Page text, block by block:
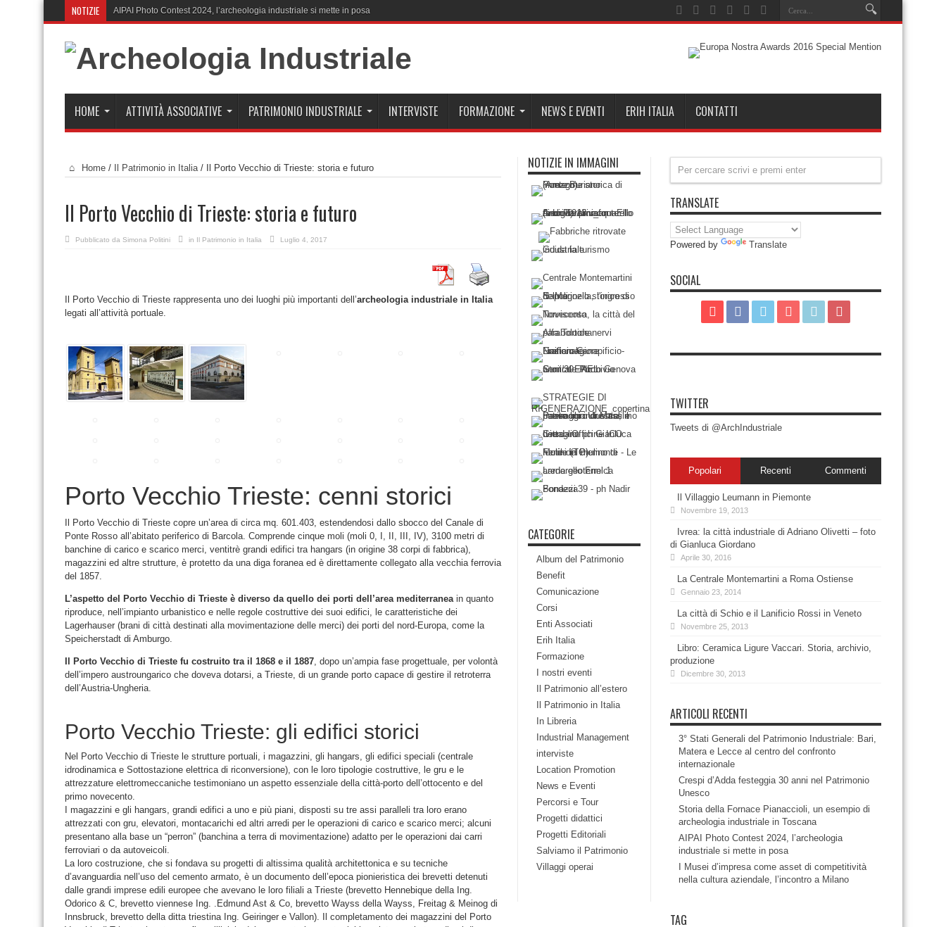
NOTIZIE AIPAI Photo Contest 2024, l’archeologia industriale si mette in posa
HOME ATTIVITÀ ASSOCIATIVE PATRIMONIO INDUSTRIALE INTERVISTE FORMAZIONE NEWS E EVENTI ERIH ITALIA CONTATTI
Home / Il Patrimonio in Italia / Il Porto Vecchio di Trieste: storia e futuro
Il Porto Vecchio di Trieste: storia e futuro
Pubblicato da Simona Politini in Il Patrimonio in Italia Luglio 4, 2017
Il Porto Vecchio di Trieste rappresenta uno dei luoghi più importanti dell’archeologia industriale in Italia
legati all’attività portuale.
Porto Vecchio Trieste: cenni storici
Il Porto Vecchio di Trieste copre un’area di circa mq. 601.403, estendendosi dallo sbocco del Canale di
Ponte Rosso all’abitato periferico di Barcola. Comprende cinque moli (moli 0, I, II, III, IV), 3100 metri di
banchine di carico e scarico merci, ventitrè grandi edifici tra hangars (in origine 38 corpi di fabbrica),
magazzini ed altre strutture, è protetto da una diga foranea ed è direttamente collegato alla vecchia ferrovia
del 1857.
L’aspetto del Porto Vecchio di Trieste è diverso da quello dei porti dell’area mediterraneain quanto
riproduce, nell’impianto urbanistico e nelle regole costruttive dei suoi edifici, le caratteristiche dei
Lagerhauser (brani di città destinati alla movimentazione delle merci) dei porti del nord-Europa, come la
Speicherstadt di Amburgo.
Il Porto Vecchio di Trieste fu costruito tra il 1868 e il 1887, dopo un’ampia fase progettuale, per volontà
dell’impero austroungarico che doveva dotarsi, a Trieste, di un grande porto capace di gestire il retroterra
dell’Austria-Ungheria.
Porto Vecchio Trieste: gli edifici storici
Nel Porto Vecchio di Trieste le strutture portuali, i magazzini, gli hangars, gli edifici speciali (centrale
idrodinamica e Sottostazione elettrica di riconversione), con le loro tipologie costruttive, le gru e le
attrezzature elettromeccaniche testimoniano un aspetto essenziale della città-porto dell’ottocento e del
primo novecento.
I magazzini e gli hangars, grandi edifici a uno e più piani, disposti su tre assi paralleli tra loro erano
attrezzati con gru, elevatori, montacarichi ed altri arredi per le operazioni di carico e scarico merci; alcuni
presentano alla base un “perron” (banchina a terra di movimentazione) adatto per le operazioni dai carri
ferroviari o da autoveicoli.
La loro costruzione, che si fondava su progetti di altissima qualità architettonica e su tecniche
d’avanguardia nell’uso del cemento armato, è un documento dell’epoca pionieristica dei brevetti detenuti
dalle grandi imprese edili europee che avevano le loro filiali a Trieste (brevetto Hennebique della Ing.
Odorico & C, brevetto viennese Ing. .Edmund Ast & Co, brevetto Wayss della Wayss, Freitag & Meinog di
Innsbruck, brevetto della ditta triestina Ing. Geiringer e Vallon). Il completamento dei magazzini del Porto
NOTIZIE IN IMMAGINI
CATEGORIE
Album del Patrimonio
Benefit
Comunicazione
Corsi
Enti Associati
Erih Italia
Formazione
I nostri eventi
Il Patrimonio all’estero
Il Patrimonio in Italia
In Libreria
Industrial Management
interviste
Location Promotion
News e Eventi
Percorsi e Tour
Progetti didattici
Progetti Editoriali
Salviamo il Patrimonio
Villaggi operai
TRANSLATE
Powered by Translate
SOCIAL
TWITTER
Tweets di @ArchIndustriale
Popolari Recenti Commenti
Il Villaggio Leumann in Piemonte
Novembre 19, 2013
Ivrea: la città industriale di Adriano Olivetti – foto
di Gianluca Giordano
Aprile 30, 2016
La Centrale Montemartini a Roma Ostiense
Gennaio 23, 2014
La città di Schio e il Lanificio Rossi in Veneto
Novembre 25, 2013
Libro: Ceramica Ligure Vaccari. Storia, archivio,
produzione
Dicembre 30, 2013
ARTICOLI RECENTI
3° Stati Generali del Patrimonio Industriale: Bari,
Matera e Lecce al centro del confronto
internazionale
Crespi d’Adda festeggia 30 anni nel Patrimonio
Unesco
Storia della Fornace Pianaccioli, un esempio di
archeologia industriale in Toscana
AIPAI Photo Contest 2024, l’archeologia
industriale si mette in posa
I Musei d’impresa come asset di competitività
nella cultura aziendale, l’incontro a Milano
TAG